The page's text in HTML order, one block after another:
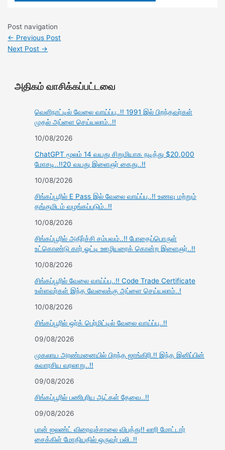
Post navigation
← Previous Post
Next Post →
அதிகம் வாசிக்கப்பட்டவை
வெளிநாட்டில் வேலை வாய்ப்பு..!! 1991 இல் பிறந்தவர்கள்
முதல் அப்ளை செய்யலாம்..!!
10/08/2026
ChatGPT மூலம் 14 வயது சிறுமியாக நடித்து $20,000
மோசடி..!!20 வயது இளைஞர் கைது..!!
10/08/2026
சிங்கப்பூரில் E Pass இல் வேலை வாய்ப்பு..!! உணவு மற்றும்
தங்குமிடம் வழங்கப்படும்..!!
10/08/2026
சிங்கப்பூரில் அதிர்ச்சி சம்பவம்..!! போதைப்பொருள்
உட்கொண்டு கார் ஓட்டி ஊழியரைக் கொன்ற இளைஞர்..!!
10/08/2026
சிங்கப்பூரில் வேலை வாய்ப்பு..!! Code Trade Certificate
உள்ளவர்கள் இந்த வேலைக்கு அப்ளை செய்யலாம்..!
10/08/2026
சிங்கப்பூரில் ஒர்க் பெர்மிட்டில் வேலை வாய்ப்பு..!!
09/08/2026
முகலாய அரண்மனையில் பிறந்த ஜாங்கிரி.!! இந்த இனிப்பின்
சுவாரசிய வரலாறு..!!
09/08/2026
சிங்கப்பூரில் பணிபுரிய ஆட்கள் தேவை..!!
09/08/2026
பான் ஐலண்ட் விரைவுச்சாலை விபத்து!! லாரி மோட்டார்
சைக்கிள் மோதியதில் ஒருவர் பலி..!!